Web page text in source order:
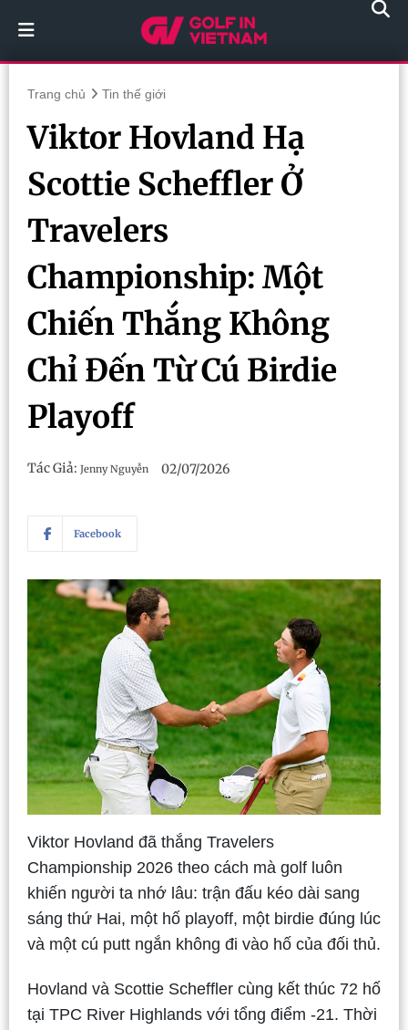
Trang chủ Tin thế giới
Viktor Hovland Hạ
Scottie Scheffler Ở
Travelers
Championship: Một
Chiến Thắng Không
Chỉ Đến Từ Cú Birdie
Playoff
Tác Giả: Jenny Nguyễn 02/07/2026
Facebook
Viktor Hovland đã thắng Travelers
Championship 2026 theo cách mà golf luôn
khiến người ta nhớ lâu: trận đấu kéo dài sang
sáng thứ Hai, một hố playoff, một birdie đúng lúc
và một cú putt ngắn không đi vào hố của đối thủ.
Hovland và Scottie Scheffler cùng kết thúc 72 hố
tại TPC River Highlands với tổng điểm -21. Thời